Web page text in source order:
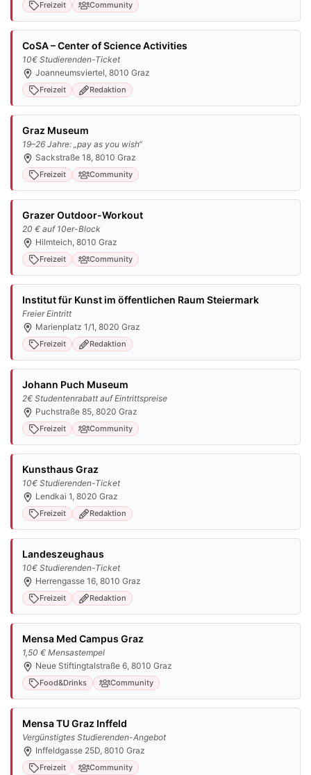
Freizeit Community
CoSA – Center of Science Activities
10€ Studierenden-Ticket
Joanneumsviertel, 8010 Graz
Freizeit Redaktion
Graz Museum
19–26 Jahre: „pay as you wish“
Sackstraße 18, 8010 Graz
Freizeit Community
Grazer Outdoor-Workout
20 € auf 10er-Block
Hilmteich, 8010 Graz
Freizeit Community
Institut für Kunst im öffentlichen Raum Steiermark
Freier Eintritt
Marienplatz 1/1, 8020 Graz
Freizeit Redaktion
Johann Puch Museum
2€ Studentenrabatt auf Eintrittspreise
Puchstraße 85, 8020 Graz
Freizeit Community
Kunsthaus Graz
10€ Studierenden-Ticket
Lendkai 1, 8020 Graz
Freizeit Redaktion
Landeszeughaus
10€ Studierenden-Ticket
Herrengasse 16, 8010 Graz
Freizeit Redaktion
Mensa Med Campus Graz
1,50 € Mensastempel
Neue Stiftingtalstraße 6, 8010 Graz
Food&Drinks Community
Mensa TU Graz Inffeld
Vergünstigtes Studierenden-Angebot
Inffeldgasse 25D, 8010 Graz
Freizeit Community